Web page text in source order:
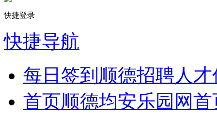
快捷登录
快捷导航
每日签到 顺德招聘人
首页顺德均安乐园网首